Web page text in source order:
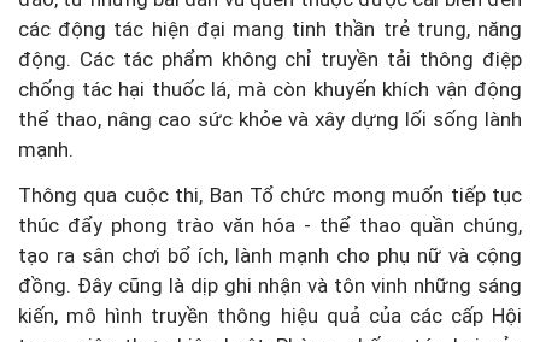
các động tác hiện đại mang tinh thần trẻ trung, năng
động. Các tác phẩm không chỉ truyền tải thông điệp
chống tác hại thuốc lá, mà còn khuyến khích vận động
thể thao, nâng cao sức khỏe và xây dựng lối sống lành
mạnh.
Thông qua cuộc thi, Ban Tổ chức mong muốn tiếp tục
thúc đẩy phong trào văn hóa - thể thao quần chúng,
tạo ra sân chơi bổ ích, lành mạnh cho phụ nữ và cộng
đồng. Đây cũng là dịp ghi nhận và tôn vinh những sáng
kiến, mô hình truyền thông hiệu quả của các cấp Hội